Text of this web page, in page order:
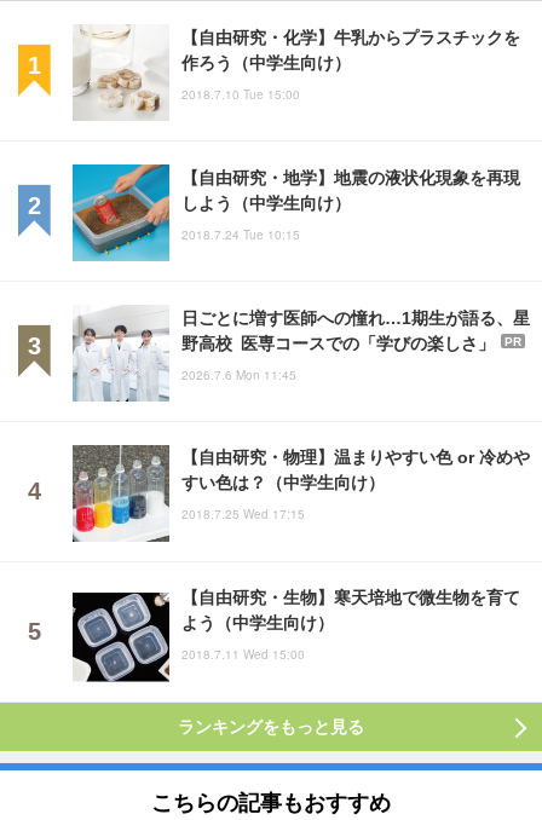
【自由研究・化学】牛乳からプラスチックを
作ろう（中学生向け）
2018.7.10 Tue 15:00
【自由研究・地学】地震の液状化現象を再現
しよう（中学生向け）
2018.7.24 Tue 10:15
日ごとに増す医師への憧れ…1期生が語る、星
野高校 医専コースでの「学びの楽しさ」
PR
2026.7.6 Mon 11:45
【自由研究・物理】温まりやすい色 or 冷めや
すい色は？（中学生向け）
2018.7.25 Wed 17:15
【自由研究・生物】寒天培地で微生物を育て
よう（中学生向け）
2018.7.11 Wed 15:00
ランキングをもっと見る
こちらの記事もおすすめ